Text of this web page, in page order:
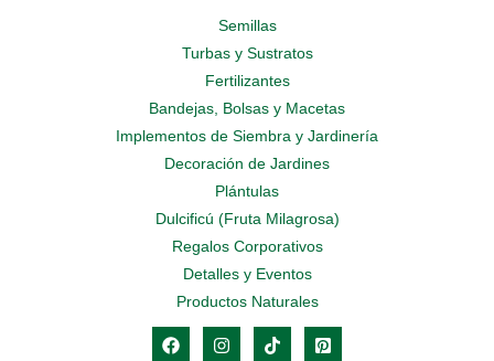
Semillas
Turbas y Sustratos
Fertilizantes
Bandejas, Bolsas y Macetas
Implementos de Siembra y Jardinería
Decoración de Jardines
Plántulas
Dulcificú (Fruta Milagrosa)
Regalos Corporativos
Detalles y Eventos
Productos Naturales